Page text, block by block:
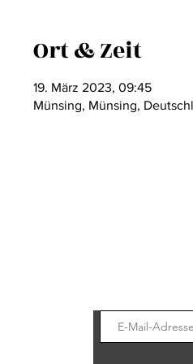
Ort & Zeit
19. März 2023, 09:45
Münsing, Münsing,